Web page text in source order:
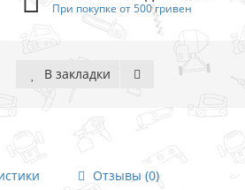
При покупке от 500 гривен
В закладки
Отзывы (0)